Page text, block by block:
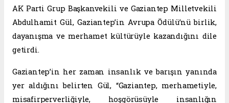
AK Parti Grup Başkanvekili ve Gaziantep Milletvekili
Abdulhamit Gül, Gaziantep’in Avrupa Ödülü’nü birlik,
dayanışma ve merhamet kültürüyle kazandığını dile
getirdi.
Gaziantep’in her zaman insanlık ve barışın yanında
yer aldığını belirten Gül, “Gaziantep, merhametiyle,
misafirperverliğiyle, hoşgörüsüyle insanlığın